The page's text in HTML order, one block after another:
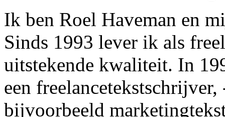
Ik ben Roel Haveman en
Sinds 1993 lever ik als
uitstekende kwaliteit. In
een
bijvoorbeeld